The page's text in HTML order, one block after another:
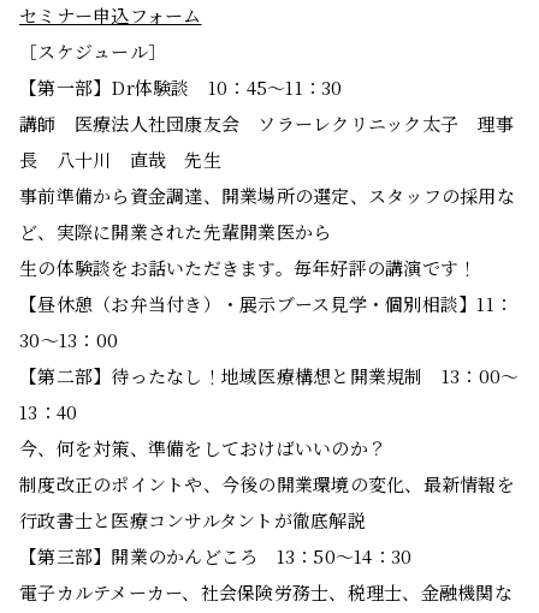
セミナー申込フォーム
［スケジュール］
【第一部】Dr体験談 10：45～11：30
講師 医療法人社団康友会 ソラーレクリニック太子 理事
長 八十川 直哉 先生
事前準備から資金調達、開業場所の選定、スタッフの採用な
ど、実際に開業された先輩開業医から
生の体験談をお話いただきます。毎年好評の講演です！
【昼休憩（お弁当付き）・展示ブース見学・個別相談】11：
30～13：00
【第二部】待ったなし！地域医療構想と開業規制 13：00～
13：40
今、何を対策、準備をしておけばいいのか？
制度改正のポイントや、今後の開業環境の変化、最新情報を
行政書士と医療コンサルタントが徹底解説
【第三部】開業のかんどころ 13：50～14：30
電子カルテメーカー、社会保険労務士、税理士、金融機関な